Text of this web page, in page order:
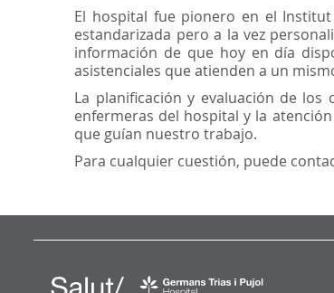
El hospital fue pionero en el
estandarizada pero a la vez
información de que hoy en día
asistenciales que atienden a un
La planificación y evaluación de
enfermeras del hospital y la
que guían nuestro trabajo.
Para cualquier cuestión, puede